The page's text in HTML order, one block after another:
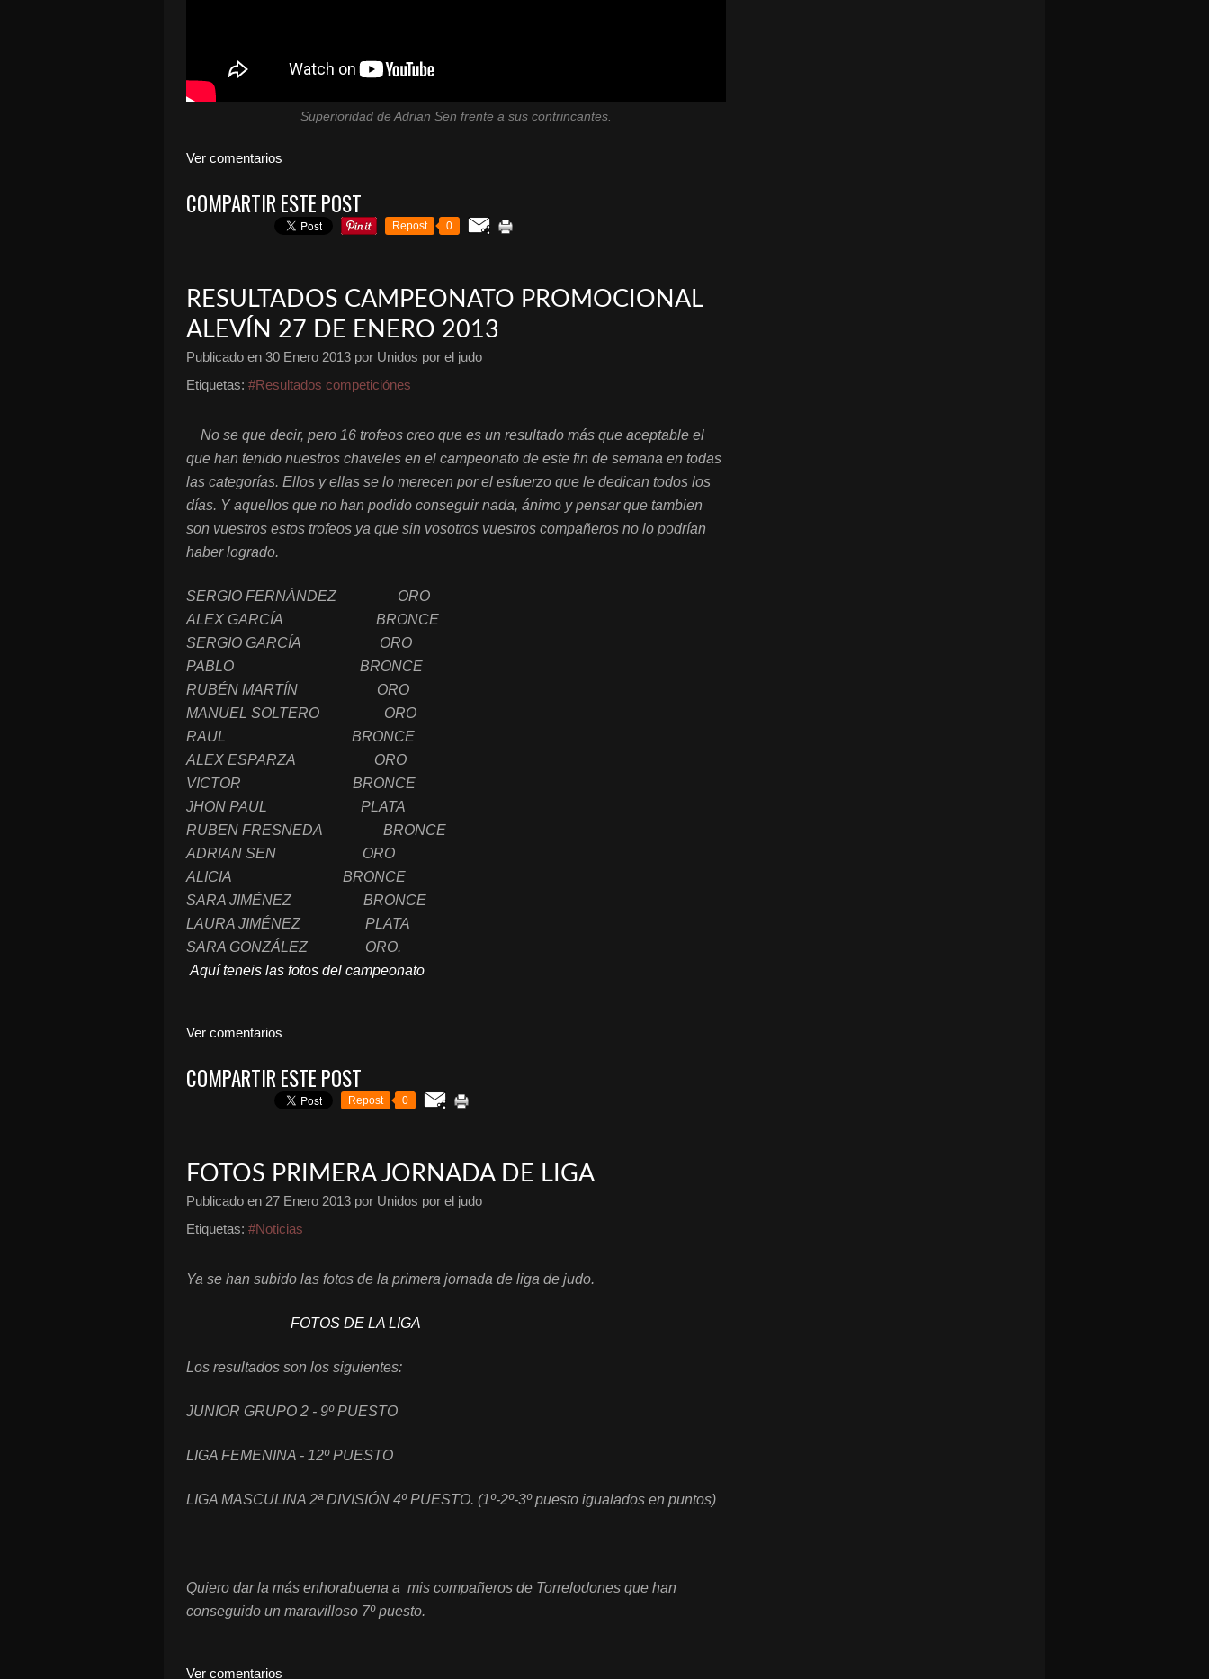
Superioridad de Adrian Sen frente a sus contrincantes.
Ver comentarios
COMPARTIR ESTE POST
Repost 0
RESULTADOS CAMPEONATO PROMOCIONAL
ALEVÍN 27 DE ENERO 2013
Publicado en 30 Enero 2013 por Unidos por el judo
Etiquetas: #Resultados competiciónes
No se que decir, pero 16 trofeos creo que es un resultado más que aceptable el
que han tenido nuestros chaveles en el campeonato de este fin de semana en todas
las categorías. Ellos y ellas se lo merecen por el esfuerzo que le dedican todos los
días. Y aquellos que no han podido conseguir nada, ánimo y pensar que tambien
son vuestros estos trofeos ya que sin vosotros vuestros compañeros no lo podrían
haber logrado.
SERGIO FERNÁNDEZ ORO
ALEX GARCÍA BRONCE
SERGIO GARCÍA ORO
PABLO BRONCE
RUBÉN MARTÍN ORO
MANUEL SOLTERO ORO
RAUL BRONCE
ALEX ESPARZA ORO
VICTOR BRONCE
JHON PAUL PLATA
RUBEN FRESNEDA BRONCE
ADRIAN SEN ORO
ALICIA BRONCE
SARA JIMÉNEZ BRONCE
LAURA JIMÉNEZ PLATA
SARA GONZÁLEZ ORO.
Aquí teneis las fotos del campeonato
Ver comentarios
COMPARTIR ESTE POST
Repost 0
FOTOS PRIMERA JORNADA DE LIGA
Publicado en 27 Enero 2013 por Unidos por el judo
Etiquetas: #Noticias
Ya se han subido las fotos de la primera jornada de liga de judo.
FOTOS DE LA LIGA
Los resultados son los siguientes:
JUNIOR GRUPO 2 - 9º PUESTO
LIGA FEMENINA - 12º PUESTO
LIGA MASCULINA 2ª DIVISIÓN 4º PUESTO. (1º-2º-3º puesto igualados en puntos)
Quiero dar la más enhorabuena a mis compañeros de Torrelodones que han
conseguido un maravilloso 7º puesto.
Ver comentarios